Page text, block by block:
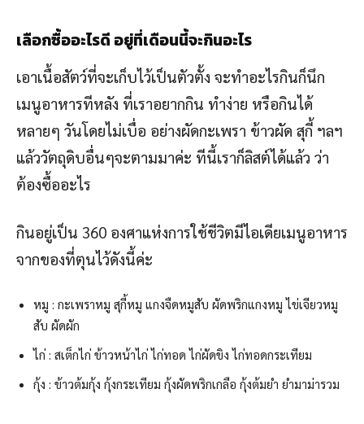
เลือกซื้ออะไรดี อยู่ที่เดือนนี้จะกินอะไร
เอาเนื้อสัตว์ที่จะเก็บไว้เป็นตัวตั้ง จะทำอะไรกินก็นึก
เมนูอาหารทีหลัง ที่เราอยากกิน ทำง่าย หรือกินได้
หลายๆ วันโดยไม่เบื่อ อย่างผัดกะเพรา ข้าวผัด สุกี้ ฯลฯ
แล้ววัตถุดิบอื่นๆจะตามมาค่ะ ทีนี้เราก็ลิสต์ได้แล้ว ว่า
ต้องซื้ออะไร
กินอยู่เป็น 360 องศาแห่งการใช้ชีวิตมีไอเดียเมนูอาหาร
จากของที่ตุนไว้ดังนี้ค่ะ
หมู : กะเพราหมู สุกี้หมู แกงจืดหมูสับ ผัดพริกแกงหมู ไข่เจียวหมู
สับ ผัดผัก
ไก่ : สเต็กไก่ ข้าวหน้าไก่ ไก่ทอด ไก่ผัดขิง ไก่ทอดกระเทียม
กุ้ง : ข้าวต้มกุ้ง กุ้งกระเทียม กุ้งผัดพริกเกลือ กุ้งต้มยำ ยำมาม่ารวม